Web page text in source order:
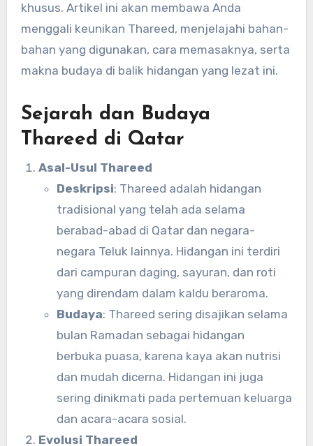
khusus. Artikel ini akan membawa Anda
menggali keunikan Thareed, menjelajahi bahan-
bahan yang digunakan, cara memasaknya, serta
makna budaya di balik hidangan yang lezat ini.
Sejarah dan Budaya
Thareed di Qatar
Asal-Usul Thareed
Deskripsi: Thareed adalah hidangan
tradisional yang telah ada selama
berabad-abad di Qatar dan negara-
negara Teluk lainnya. Hidangan ini terdiri
dari campuran daging, sayuran, dan roti
yang direndam dalam kaldu beraroma.
Budaya: Thareed sering disajikan selama
bulan Ramadan sebagai hidangan
berbuka puasa, karena kaya akan nutrisi
dan mudah dicerna. Hidangan ini juga
sering dinikmati pada pertemuan keluarga
dan acara-acara sosial.
Evolusi Thareed